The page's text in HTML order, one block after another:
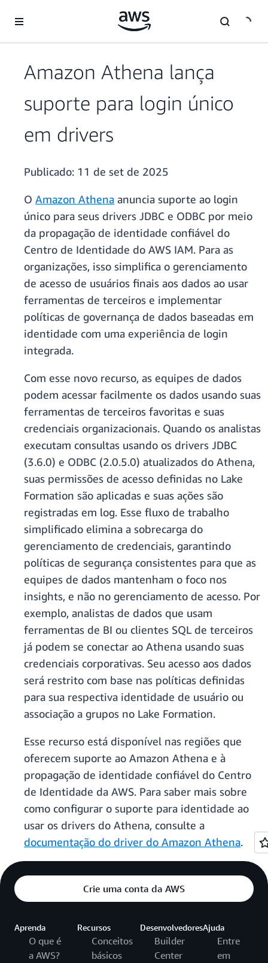
Pular para o conteúdo principal
Amazon Athena lança
suporte para login único
em drivers
Publicado: 11 de set de 2025
O Amazon Athena anuncia suporte ao login
único para seus drivers JDBC e ODBC por meio
da propagação de identidade confiável do
Centro de Identidade do AWS IAM. Para as
organizações, isso simplifica o gerenciamento
de acesso de usuários finais aos dados ao usar
ferramentas de terceiros e implementar
políticas de governança de dados baseadas em
identidade com uma experiência de login
integrada.
Com esse novo recurso, as equipes de dados
podem acessar facilmente os dados usando suas
ferramentas de terceiros favoritas e suas
credenciais organizacionais. Quando os analistas
executam consultas usando os drivers JDBC
(3.6.0) e ODBC (2.0.5.0) atualizados do Athena,
suas permissões de acesso definidas no Lake
Formation são aplicadas e suas ações são
registradas em log. Esse fluxo de trabalho
simplificado elimina a sobrecarga do
gerenciamento de credenciais, garantindo
políticas de segurança consistentes para que as
equipes de dados mantenham o foco nos
insights, e não no gerenciamento de acesso. Por
exemplo, analistas de dados que usam
ferramentas de BI ou clientes SQL de terceiros
já podem se conectar ao Athena usando suas
credenciais corporativas. Seu acesso aos dados
será restrito com base nas políticas definidas
para sua respectiva identidade de usuário ou
associação a grupos no Lake Formation.
Esse recurso está disponível nas regiões que
oferecem suporte ao Amazon Athena e à
propagação de identidade confiável do Centro
de Identidade da AWS. Para saber mais sobre
como configurar o suporte para identidade ao
usar os drivers do Athena, consulte a
documentação do driver do Amazon Athena.
Crie uma conta da AWS
Aprenda
O que é
a AWS?
Recursos
Conceitos
básicos
Desenvolvedores
Builder
Center
Ajuda
Entre
em